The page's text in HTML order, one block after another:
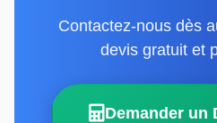
Contactez-nous dès
devis gratuit et
Demander un